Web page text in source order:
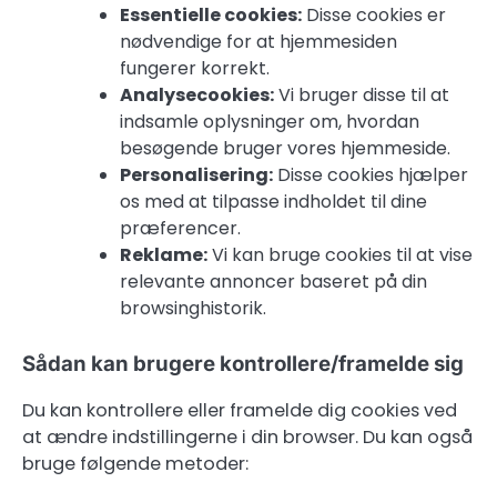
Essentielle cookies: Disse cookies er
nødvendige for at hjemmesiden
fungerer korrekt.
Analysecookies:Vi bruger disse til at
indsamle oplysninger om, hvordan
besøgende bruger vores hjemmeside.
Personalisering: Disse cookies hjælper
os med at tilpasse indholdet til dine
præferencer.
Reklame:Vi kan bruge cookies til at vise
relevante annoncer baseret på din
browsinghistorik.
Sådan kan brugere kontrollere/framelde sig
Du kan kontrollere eller framelde dig cookies ved
at ændre indstillingerne i din browser. Du kan også
bruge følgende metoder: